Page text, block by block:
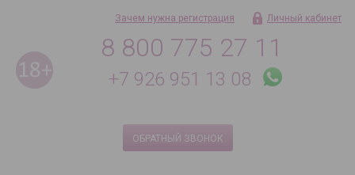
8 800 775 27 11
+7 926 951 13 08
ОБРАТНЫЙ ЗВОНОК
Зачем нужна регистрация Личный кабинет